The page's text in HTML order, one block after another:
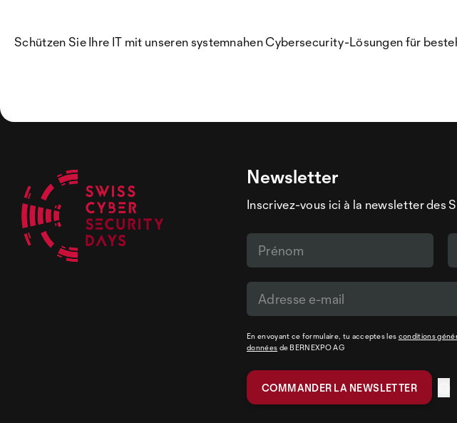
Schützen Sie Ihre IT mit unseren systemnahen Cybersecurity-Lösungen für
Newsletter
Inscrivez-vous ici à la newsletter des
En envoyant ce formulaire, tu acceptes les conditions
données de BERNEXPO AG